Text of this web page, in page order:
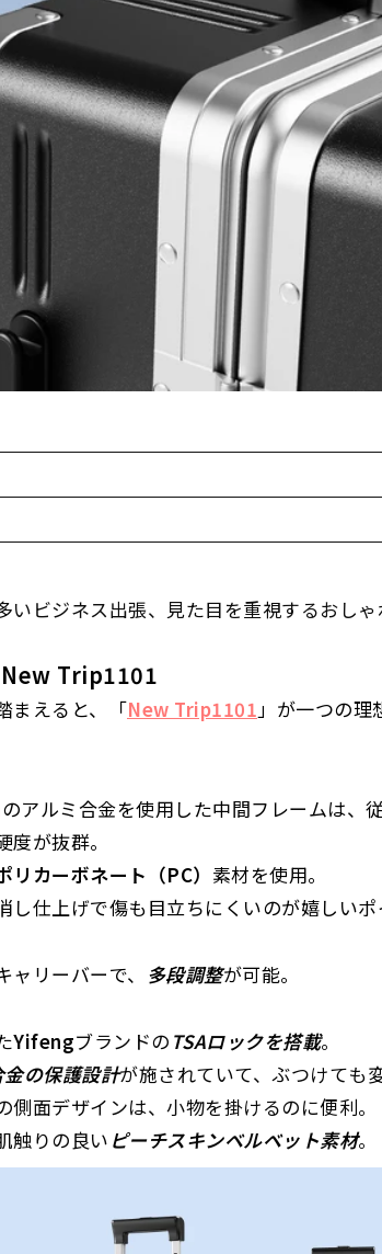
、他の素材に比べると
きやすい。
（PC）：非常に 軽量かつ高い耐衝撃性 を持
透明感のある仕上がりで、
両者の長所を組み合
り
PP）： 非常に軽量で、優れた耐久性と耐水
柔軟性があり
化学薬品や 温度変化にも強い
高級感のある外観。
乱暴に扱われても中身が無事。カメラやパソ
雨でも安心。例えば「New Trip 1101」は水
。持ち上げるのがつらいことも。
イプは傷が目立ちやすいので、気になる人はマ
詰めてもう少し…という融通がきかない。
いビジネス出張、見た目を重視するおしゃ
New Trip1101
まえると、「New Trip1101 」が一つの理
のアルミ合金を使用した中間フレームは、
が抜群。
リカーボネート（PC） 素材を使用。
し仕上げで傷も目立ちにくいのが嬉しいポ
ャリーバーで、 多段調整が可能。
Yifengブランドの TSAロックを搭載。
金の保護設計が施されていて、ぶつけても
側面デザインは、小物を掛けるのに便利。
触りの良い ピーチスキンベルベット素材。